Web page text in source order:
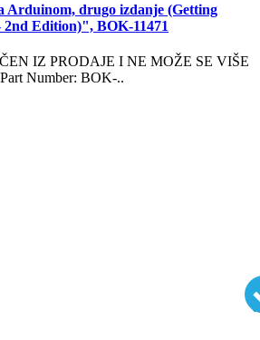
drugo izdanje (Getting
Edition)", BOK-11471
IZ PRODAJE I NE MOŽE SE VIŠE
Number: BOK-..